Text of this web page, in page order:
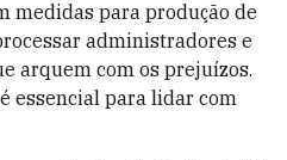
medidas para produção de
administradores e
arquem com os prejuízos.
essencial para lidar com